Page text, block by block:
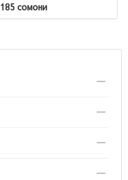
185 сомони